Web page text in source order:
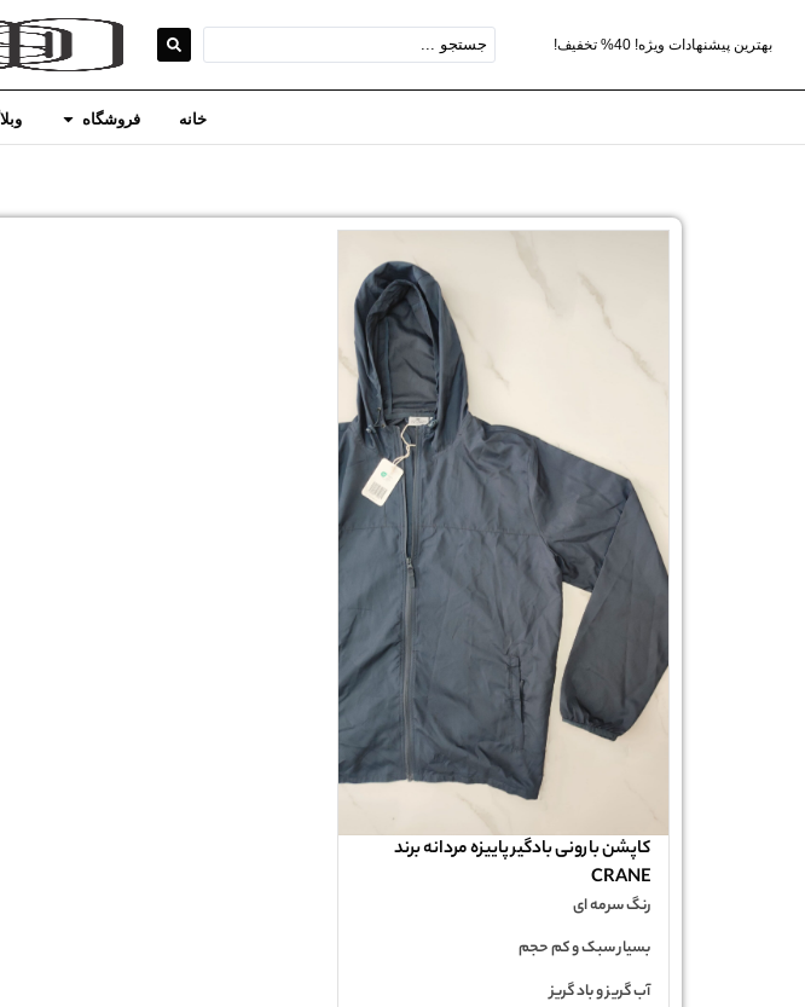
بهترین پیشنهادات ویژه! 40% تخفیف!
خانه فروشگاه
کاپشن بارونی بادگیر پاییزه مردانه برند
CRANE
رنگ سرمه ای
بسیار سبک و کم حجم
آب گریز و باد گریز